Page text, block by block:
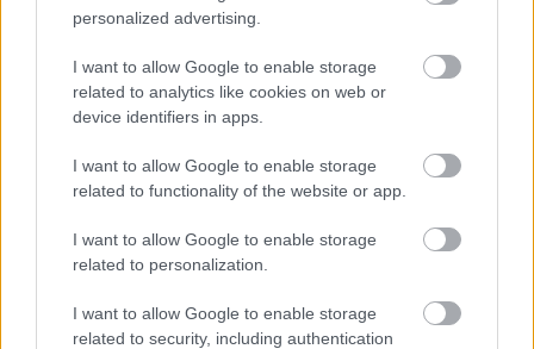
personalized advertising.
I want to allow Google to enable storage
related to analytics like cookies on web or
device identifiers in apps.
I want to allow Google to enable storage
related to functionality of the website or app.
I want to allow Google to enable storage
related to personalization.
I want to allow Google to enable storage
related to security, including authentication
Papatya çayı mide kramplarını ve
rahatsızlığını hafifletmeye yardımcı olabilir.
Zencefil çayı, bulantıyı önleyici etkileri
nedeniyle sıklıkla tavsiye edilir.
Nane çayı sindirim ağrılarını hafifletebilir ve
safra akışını artırabilir.